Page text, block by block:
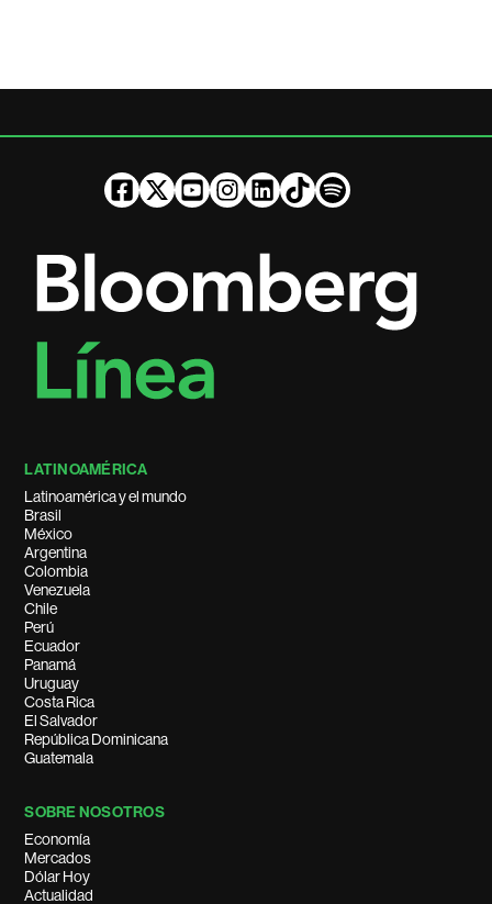
LATINOAMÉRICA
Latinoamérica y el mundo
Brasil
México
Argentina
Colombia
Venezuela
Chile
Perú
Ecuador
Panamá
Uruguay
Costa Rica
El Salvador
República Dominicana
Guatemala
SOBRE NOSOTROS
Economía
Mercados
Dólar Hoy
Actualidad